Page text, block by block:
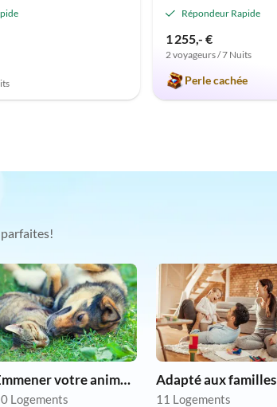
Répondeur Rapide
1 255,- €
2 voyageurs / 7 Nuits
Perle cachée
parfaites!
Emmener votre animal en vacances
Logements
Adapté aux familles
11 Logements